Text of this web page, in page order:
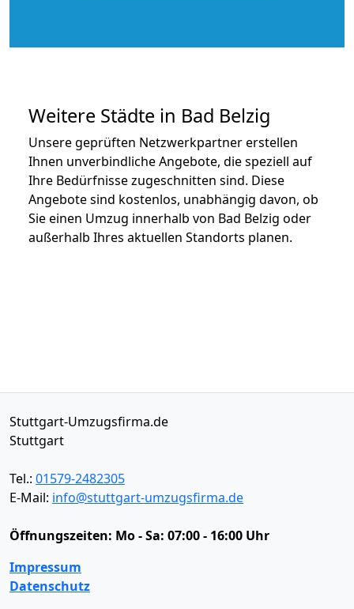
Weitere Städte in Bad Belzig
Unsere geprüften Netzwerkpartner erstellen
Ihnen unverbindliche Angebote, die speziell auf
Ihre Bedürfnisse zugeschnitten sind. Diese
Angebote sind kostenlos, unabhängig davon, ob
Sie einen Umzug innerhalb von Bad Belzig oder
außerhalb Ihres aktuellen Standorts planen.
Stuttgart-Umzugsfirma.de
Stuttgart
Tel.: 01579-2482305
E-Mail: info@stuttgart-umzugsfirma.de
Öffnungszeiten: Mo - Sa: 07:00 - 16:00 Uhr
Impressum
Datenschutz